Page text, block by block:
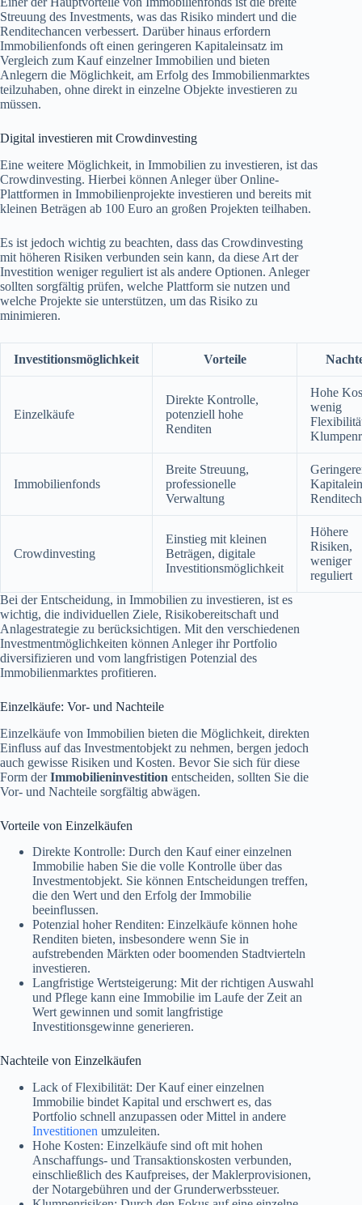
Streuung des Investments, was das Risiko mindert und die
Renditechancen verbessert. Darüber hinaus erfordern
Immobilienfonds oft einen geringeren Kapitaleinsatz im
Vergleich zum Kauf einzelner Immobilien und bieten
Anlegern die Möglichkeit, am Erfolg des Immobilienmarktes
teilzuhaben, ohne direkt in einzelne Objekte investieren zu
müssen.
Digital investieren mit Crowdinvesting
Eine weitere Möglichkeit, in Immobilien zu investieren, ist das
Crowdinvesting. Hierbei können Anleger über Online-
Plattformen in Immobilienprojekte investieren und bereits mit
kleinen Beträgen ab 100 Euro an großen Projekten teilhaben.
Es ist jedoch wichtig zu beachten, dass das Crowdinvesting
mit höheren Risiken verbunden sein kann, da diese Art der
Investition weniger reguliert ist als andere Optionen. Anleger
sollten sorgfältig prüfen, welche Plattform sie nutzen und
welche Projekte sie unterstützen, um das Risiko zu
minimieren.
Investitionsmöglichkeit Vorteile
Einzelkäufe
Direkte Kontrolle,
potenziell hohe
Renditen
Hohe
wenig
Immobilienfonds
Breite Streuung,
professionelle
Verwaltung
Crowdinvesting
Einstieg mit kleinen
Beträgen, digitale
Investitionsmöglichkeit
Höhere
Risiken,
weniger
reguliert
Bei der Entscheidung, in Immobilien zu investieren, ist es
wichtig, die individuellen Ziele, Risikobereitschaft und
Anlagestrategie zu berücksichtigen. Mit den verschiedenen
Investmentmöglichkeiten können Anleger ihr Portfolio
diversifizieren und vom langfristigen Potenzial des
Immobilienmarktes profitieren.
Einzelkäufe: Vor- und Nachteile
Einzelkäufe von Immobilien bieten die Möglichkeit, direkten
Einfluss auf das Investmentobjekt zu nehmen, bergen jedoch
auch gewisse Risiken und Kosten. Bevor Sie sich für diese
Form derImmobilieninvestition entscheiden, sollten Sie die
Vor- und Nachteile sorgfältig abwägen.
Vorteile von Einzelkäufen
Direkte Kontrolle: Durch den Kauf einer einzelnen
Immobilie haben Sie die volle Kontrolle über das
Investmentobjekt. Sie können Entscheidungen treffen,
die den Wert und den Erfolg der Immobilie
beeinflussen.
Potenzial hoher Renditen: Einzelkäufe können hohe
Renditen bieten, insbesondere wenn Sie in
aufstrebenden Märkten oder boomenden Stadtvierteln
investieren.
Langfristige Wertsteigerung: Mit der richtigen Auswahl
und Pflege kann eine Immobilie im Laufe der Zeit an
Wert gewinnen und somit langfristige
Investitionsgewinne generieren.
Nachteile von Einzelkäufen
Lack of Flexibilität: Der Kauf einer einzelnen
Immobilie bindet Kapital und erschwert es, das
Portfolio schnell anzupassen oder Mittel in andere
Investitionen umzuleiten.
Hohe Kosten: Einzelkäufe sind oft mit hohen
Anschaffungs- und Transaktionskosten verbunden,
einschließlich des Kaufpreises, der Maklerprovisionen,
der Notargebühren und der Grunderwerbssteuer.